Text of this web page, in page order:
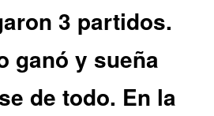
3 partidos.
ganó y sueña
de todo. En la